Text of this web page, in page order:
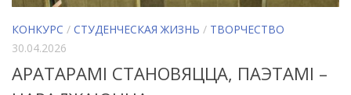
КОНКУРС / СТУДЕНЧЕСКАЯ ЖИЗНЬ / ТВОРЧЕСТВО
30.04.2026
АРАТАРАМІ СТАНОВЯЦЦА, ПАЭТАМІ –